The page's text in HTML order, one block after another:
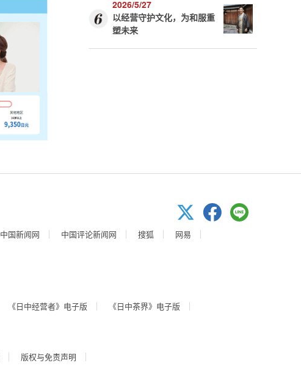
2026/5/27
以经营守护文化，为和服重
塑未来
中国新闻网 中国评论新闻网 搜狐
网易
《日中经营者》电子版 《日中茶界》电子版
版权与免责声明